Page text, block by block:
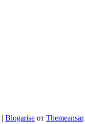
| Blogarise от Themeansar.